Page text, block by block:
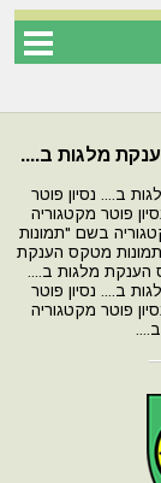
מלגות ב....
ב.... נסיון פוטר
פוטר מקטגוריה
בשם "תמונות
מטקס הענקת
הענקת מלגות ב....
ב.... נסיון פוטר
פוטר מקטגוריה